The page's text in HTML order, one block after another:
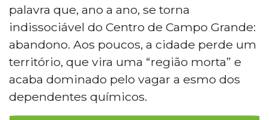
palavra que, ano a ano, se torna
indissociável do Centro de Campo Grande:
abandono. Aos poucos, a cidade perde um
território, que vira uma “região morta” e
acaba dominado pelo vagar a esmo dos
dependentes químicos.